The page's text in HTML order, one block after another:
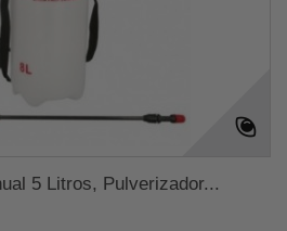
5 Litros, Pulverizador...